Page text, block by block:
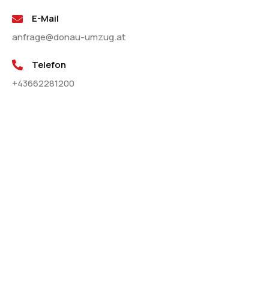
E-Mail
anfrage@donau-umzug.at
Telefon
+43662281200